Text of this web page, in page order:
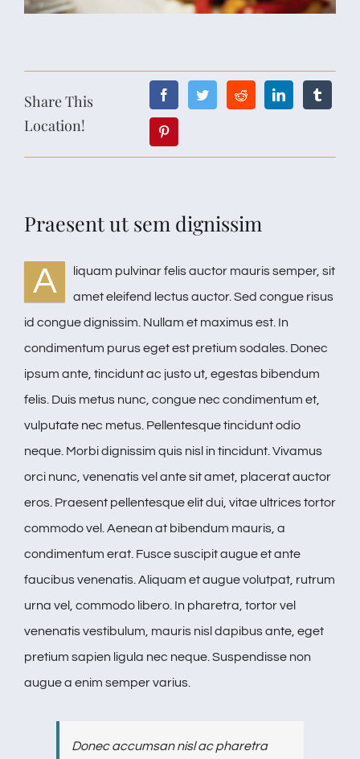
Share This
Location!
Praesent ut sem dignissim
A
liquam pulvinar felis auctor mauris semper, sit
amet eleifend lectus auctor. Sed congue risus
id congue dignissim. Nullam et maximus est. In
condimentum purus eget est pretium sodales. Donec
ipsum ante, tincidunt ac justo ut, egestas bibendum
felis. Duis metus nunc, congue nec condimentum et,
vulputate nec metus. Pellentesque tincidunt odio
neque. Morbi dignissim quis nisl in tincidunt. Vivamus
orci nunc, venenatis vel ante sit amet, placerat auctor
eros. Praesent pellentesque elit dui, vitae ultrices tortor
commodo vel. Aenean at bibendum mauris, a
condimentum erat. Fusce suscipit augue et ante
faucibus venenatis. Aliquam et augue volutpat, rutrum
urna vel, commodo libero. In pharetra, tortor vel
venenatis vestibulum, mauris nisl dapibus ante, eget
pretium sapien ligula nec neque. Suspendisse non
augue a enim semper varius.
Donec accumsan nisl ac pharetra